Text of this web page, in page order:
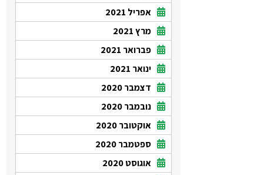
אפריל 2021
מרץ 2021
פברואר 2021
ינואר 2021
דצמבר 2020
נובמבר 2020
אוקטובר 2020
ספטמבר 2020
אוגוסט 2020